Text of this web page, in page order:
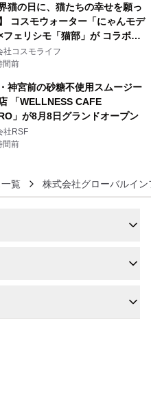
界猫の日に、猫たちの幸せを願っ
コスモウォーター「にゃんモデ
フェリシモ「猫部」が コラボキ
ーンを実施
社コスモライフ
間前
神宮前の砂糖不使用スムージー
「WELLNESS CAFE
」が8月8日グランドオープン
社RSF
間前
覧 株式会社グローバルイ